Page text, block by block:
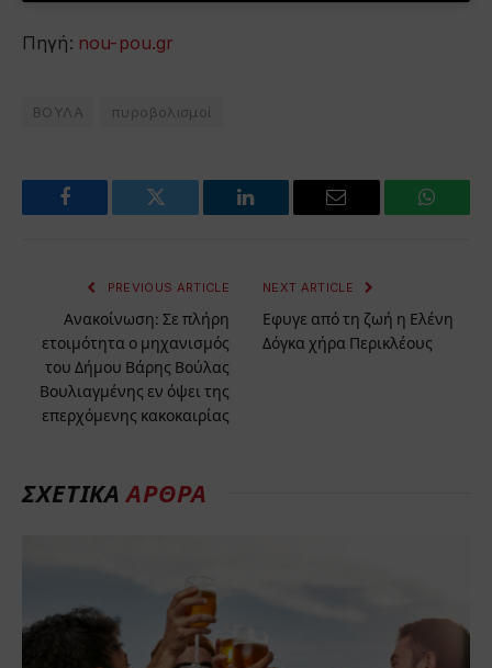
Πηγή: nou-pou.gr
ΒΟΥΛΑ πυροβολισμοί
Facebook Twitter LinkedIn Email
PREVIOUS ARTICLE
Ανακοίνωση: Σε πλήρη
ετοιμότητα ο μηχανισμός
του Δήμου Βάρης Βούλας
Βουλιαγμένης εν όψει της
επερχόμενης κακοκαιρίας
NEXT ARTICLE
Εφυγε από τη ζωή η Ελένη
Δόγκα χήρα Περικλέους
ΣΧΕΤΙΚΆΆΡΘΡΑ